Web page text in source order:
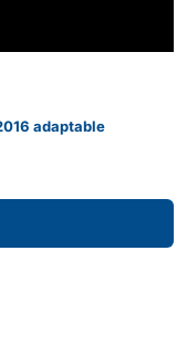
adaptable